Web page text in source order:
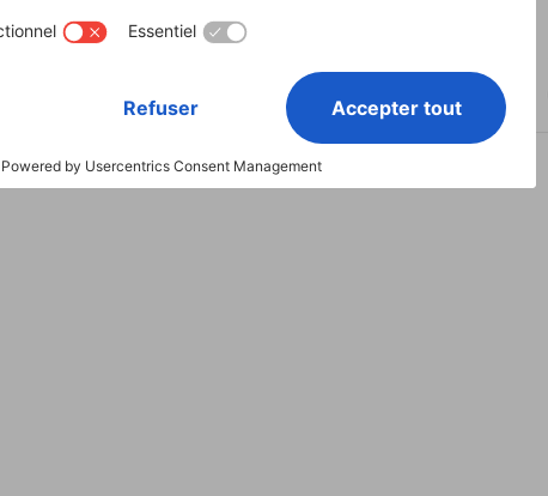
Configurer l’application
et les appareils
5 minutes de lecture